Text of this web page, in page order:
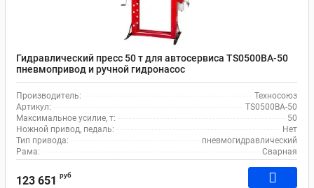
Гидравлический пресс 50 т для автосервиса TS0500BA-50
пневмопривод и ручной гидронасос
Производитель:
Техносоюз
Артикул:
TS0500BA-50
Максимальное усилие, т:
50
Ножной привод, педаль:
Нет
Тип привода:
пневмогидравлический
Рама:
Сварная
123 651 руб